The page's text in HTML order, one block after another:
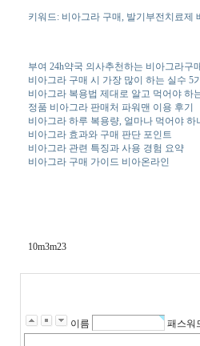
키워드: 비아그라 구매, 발기부전치료제
부여 24h약국 의사추천하는 비아그라구
비아그라 구매 시 가장 많이 하는 실수 5
비아그라 복용법 제대로 알고 먹어야 하
정품 비아그라 판매처 파워맨 이용 후기
비아그라 하루 복용량, 얼마나 먹어야 하
비아그라 효과와 구매 판단 포인트
비아그라 관련 특징과 사용 경험 요약
비아그라 구매 가이드 비아온라인
10m3m23
이름 패스워